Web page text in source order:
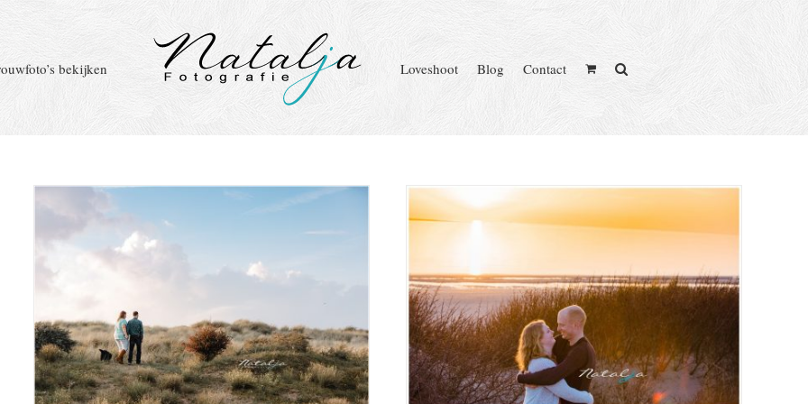
bekijken Loveshoot Blog Contact
zonsondergang | Michel en Cynthia
Blog buiten Loveshoot Quackjeswater Rockanje strand